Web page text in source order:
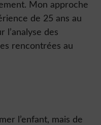
Mon approche
de 25 ans au
l’analyse des
rencontrées au
l’enfant, mais de